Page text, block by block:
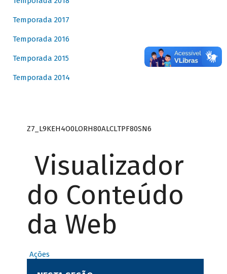
Temporada 2017
Temporada 2016
Temporada 2015
Temporada 2014
Z7_L9KEH4O0LORH80ALCLTPF80SN6
Visualizador
do Conteúdo
da Web
Ações